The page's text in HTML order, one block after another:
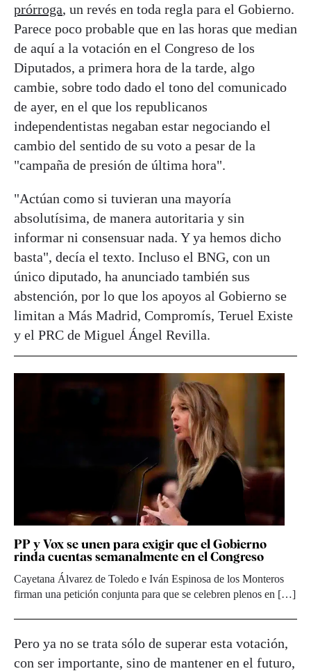
prórroga, un revés en toda regla para el Gobierno.
Parece poco probable que en las horas que median
de aquí a la votación en el Congreso de los
Diputados, a primera hora de la tarde, algo
cambie, sobre todo dado el tono del comunicado
de ayer, en el que los republicanos
independentistas negaban estar negociando el
cambio del sentido de su voto a pesar de la
"campaña de presión de última hora".
"Actúan como si tuvieran una mayoría
absolutísima, de manera autoritaria y sin
informar ni consensuar nada. Y ya hemos dicho
basta", decía el texto. Incluso el BNG, con un
único diputado, ha anunciado también sus
abstención, por lo que los apoyos al Gobierno se
limitan a Más Madrid, Compromís, Teruel Existe
y el PRC de Miguel Ángel Revilla.
PP y Vox se unen para exigir que el Gobierno
rinda cuentas semanalmente en el Congreso
Cayetana Álvarez de Toledo e Iván Espinosa de los Monteros
firman una petición conjunta para que se celebren plenos en […]
Pero ya no se trata sólo de superar esta votación,
con ser importante, sino de mantener en el futuro,